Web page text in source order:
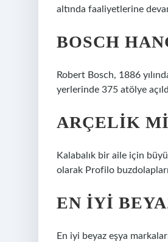
altında faaliyetlerine
BOSCH
Robert Bosch, 1886
yerlerinde 375 atölye
ARÇELIK
Kalabalık bir aile için
olarak Profilo
EN IYI
En iyi beyaz eşya